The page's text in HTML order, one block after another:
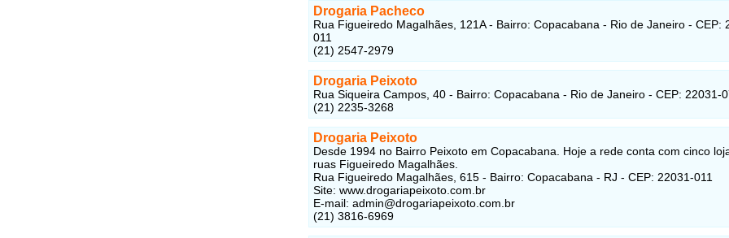
Drogaria Pacheco
Rua Figueiredo Magalhães, 121A - Bairro: Copacabana - Rio de Janeiro - CEP:
011
(21) 2547-2979
Drogaria Peixoto
Rua Siqueira Campos, 40 - Bairro: Copacabana - Rio de Janeiro - CEP: 22031-
(21) 2235-3268
Drogaria Peixoto
Desde 1994 no Bairro Peixoto em Copacabana. Hoje a rede conta com cinco
ruas Figueiredo Magalhães.
Rua Figueiredo Magalhães, 615 - Bairro: Copacabana - RJ - CEP: 22031-011
Site: www.drogariapeixoto.com.br
E-mail: admin@drogariapeixoto.com.br
(21) 3816-6969